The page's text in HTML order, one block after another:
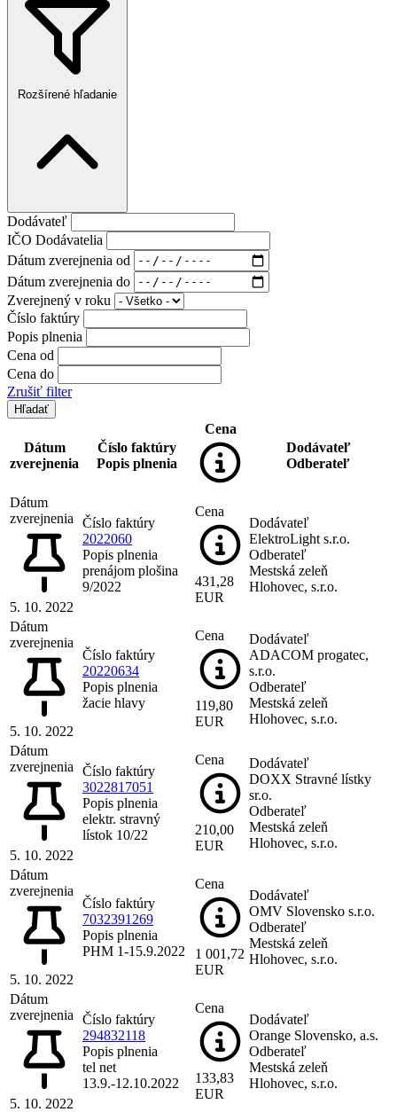
Rozšírené hľadanie
Dodávateľ
IČO Dodávatelia
Dátum zverejnenia od
Dátum zverejnenia do
Zverejnený v roku
Číslo faktúry
Popis plnenia
Cena od
Cena do
Zrušiť filter
Dátum
zverejnenia
Číslo faktúry
Popis plnenia
Cena
Dodávateľ
Odberateľ
Dátum
zverejnenia
5. 10. 2022
Číslo faktúry
2022060
Popis plnenia
prenájom plošina
9/2022
Cena
431,28
EUR
Dodávateľ
ElektroLight s.r.o.
Odberateľ
Mestská zeleň
Hlohovec, s.r.o.
Dátum
zverejnenia
5. 10. 2022
Číslo faktúry
20220634
Popis plnenia
žacie hlavy
Cena
119,80
EUR
Dodávateľ
ADACOM progatec,
s.r.o.
Odberateľ
Mestská zeleň
Hlohovec, s.r.o.
Dátum
zverejnenia
5. 10. 2022
Číslo faktúry
3022817051
Popis plnenia
elektr. stravný
lístok 10/22
Cena
210,00
EUR
Dodávateľ
DOXX Stravné lístky
sr.o.
Odberateľ
Mestská zeleň
Hlohovec, s.r.o.
Dátum
zverejnenia
5. 10. 2022
Číslo faktúry
7032391269
Popis plnenia
PHM 1-15.9.2022
Cena
1 001,72
EUR
Dodávateľ
OMV Slovensko s.r.o.
Odberateľ
Mestská zeleň
Hlohovec, s.r.o.
Dátum
zverejnenia
5. 10. 2022
Číslo faktúry
294832118
Popis plnenia
tel net
13.9.-12.10.2022
Cena
133,83
EUR
Dodávateľ
Orange Slovensko, a.s.
Odberateľ
Mestská zeleň
Hlohovec, s.r.o.